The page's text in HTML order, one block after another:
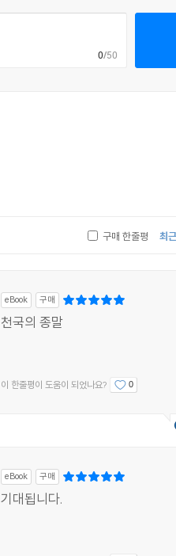
0/50
구매 한줄평 최
eBook 구매
천국의 종말
이 한줄평이 도움이 되었나요? 0
eBook 구매
기대됩니다.